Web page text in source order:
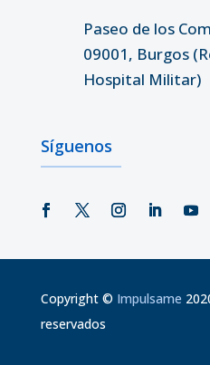
Paseo de los
09001, Burgos
Hospital Militar)
Síguenos
Copyright © Impulsame
reservados